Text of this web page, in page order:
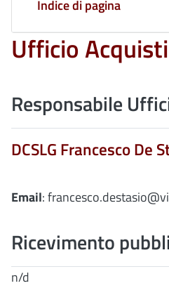
Ufficio Acquisti
Responsabile
DCSLG Francesco De
Email:
Ricevimento
n/d
Indice di pagina